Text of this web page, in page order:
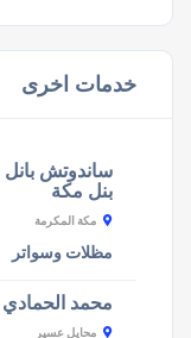
خدمات اخرى
ساندوتش
بنل مكة
مكة المكرمة
مظلات وسواتر
محمد الحمادي
محايل عسير